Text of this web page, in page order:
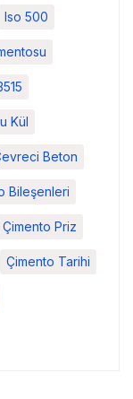
Iso 500
Kül
Beton
Bileşenleri
Çimento Priz
Çimento Tarihi